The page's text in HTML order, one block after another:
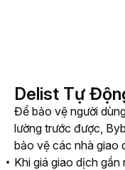
Delist Tự
Để bảo vệ người
lường trước được,
bảo vệ các nhà giao
Khi giá giao dịch